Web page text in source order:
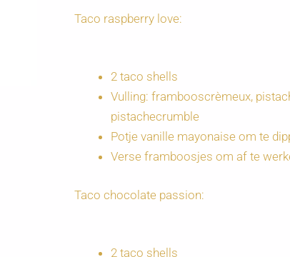
Taco raspberry love:
2 taco shells
Vulling: frambooscrèmeux,
pistachecrumble
Potje vanille mayonaise om te
Verse framboosjes om af te
Taco chocolate passion:
2 taco shells